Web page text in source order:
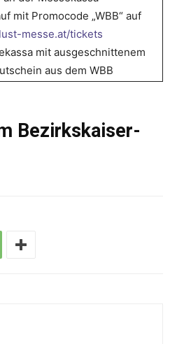
mit Promocode „WBB“ auf
messe.at/tickets
mit ausgeschnittenem
aus dem WBB
Bezirkskaiser-